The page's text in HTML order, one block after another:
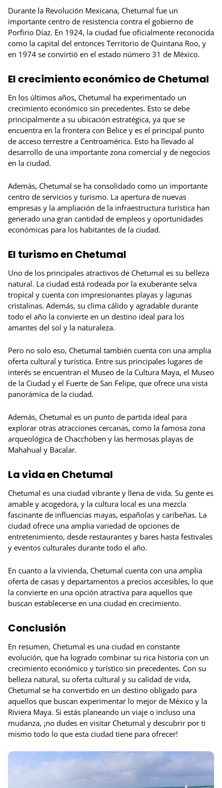
Durante la Revolución Mexicana, Chetumal fue un
importante centro de resistencia contra el gobierno de
Porfirio Díaz. En 1924, la ciudad fue oficialmente reconocida
como la capital del entonces Territorio de Quintana Roo, y
en 1974 se convirtió en el estado número 31 de México.
El crecimiento económico de Chetumal
En los últimos años, Chetumal ha experimentado un
crecimiento económico sin precedentes. Esto se debe
principalmente a su ubicación estratégica, ya que se
encuentra en la frontera con Belice y es el principal punto
de acceso terrestre a Centroamérica. Esto ha llevado al
desarrollo de una importante zona comercial y de negocios
en la ciudad.
Además, Chetumal se ha consolidado como un importante
centro de servicios y turismo. La apertura de nuevas
empresas y la ampliación de la infraestructura turística han
generado una gran cantidad de empleos y oportunidades
económicas para los habitantes de la ciudad.
El turismo en Chetumal
Uno de los principales atractivos de Chetumal es su belleza
natural. La ciudad está rodeada por la exuberante selva
tropical y cuenta con impresionantes playas y lagunas
cristalinas. Además, su clima cálido y agradable durante
todo el año la convierte en un destino ideal para los
amantes del sol y la naturaleza.
Pero no solo eso, Chetumal también cuenta con una amplia
oferta cultural y turística. Entre sus principales lugares de
interés se encuentran el Museo de la Cultura Maya, el Museo
de la Ciudad y el Fuerte de San Felipe, que ofrece una vista
panorámica de la ciudad.
Además, Chetumal es un punto de partida ideal para
explorar otras atracciones cercanas, como la famosa zona
arqueológica de Chacchoben y las hermosas playas de
Mahahual y Bacalar.
La vida en Chetumal
Chetumal es una ciudad vibrante y llena de vida. Su gente es
amable y acogedora, y la cultura local es una mezcla
fascinante de influencias mayas, españolas y caribeñas. La
ciudad ofrece una amplia variedad de opciones de
entretenimiento, desde restaurantes y bares hasta festivales
y eventos culturales durante todo el año.
En cuanto a la vivienda, Chetumal cuenta con una amplia
oferta de casas y departamentos a precios accesibles, lo que
la convierte en una opción atractiva para aquellos que
buscan establecerse en una ciudad en crecimiento.
Conclusión
En resumen, Chetumal es una ciudad en constante
evolución, que ha logrado combinar su rica historia con un
crecimiento económico y turístico sin precedentes. Con su
belleza natural, su oferta cultural y su calidad de vida,
Chetumal se ha convertido en un destino obligado para
aquellos que buscan experimentar lo mejor de México y la
Riviera Maya. Si estás planeando un viaje o incluso una
mudanza, ¡no dudes en visitar Chetumal y descubrir por ti
mismo todo lo que esta ciudad tiene para ofrecer!